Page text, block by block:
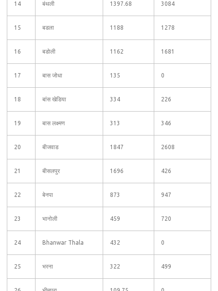
14 बंथली 1397.68 3084
15 बडला 1188 1278
16 बडोली 1162 1681
17 बास जोधा 135 0
18 बांस खेडिया 334 226
19 बास लक्ष्मण 313 346
20 बीजवाड 1847 2608
21 बीसलपुर 1696 426
22 बेनपा 873 947
23 भानोली 459 720
24 Bhanwar Thala 432 0
25 भरना 322 499